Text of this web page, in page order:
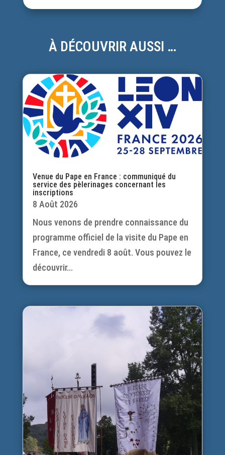
À DÉCOUVRIR AUSSI …
Venue du Pape en France : communiqué du
service des pèlerinages concernant les
inscriptions
8 Août 2026
Nous venons de prendre connaissance du
programme officiel de la visite du Pape en
France, ce vendredi 8 août. Vous pouvez le
découvrir...